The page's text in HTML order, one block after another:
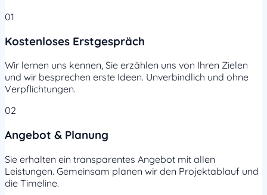
01
Kostenloses Erstgespräch
Wir lernen uns kennen, Sie erzählen uns von Ihren Zielen
und wir besprechen erste Ideen. Unverbindlich und ohne
Verpflichtungen.
02
Angebot & Planung
Sie erhalten ein transparentes Angebot mit allen
Leistungen. Gemeinsam planen wir den Projektablauf und
die Timeline.